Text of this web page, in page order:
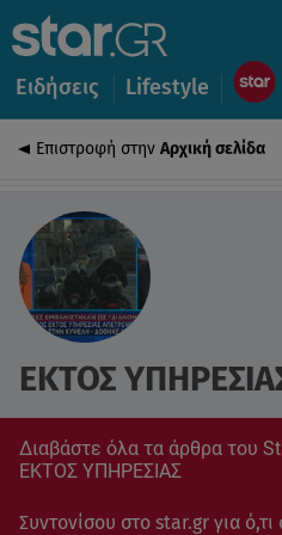
Ειδήσεις Lifestyle
Επιστροφή στην Αρχική σελίδα
ΕΚΤΟΣ
Διαβάστε όλα τα άρθρα του
ΕΚΤΟΣ ΥΠΗΡΕΣΙΑΣ
Συντονίσου στο star.gr για